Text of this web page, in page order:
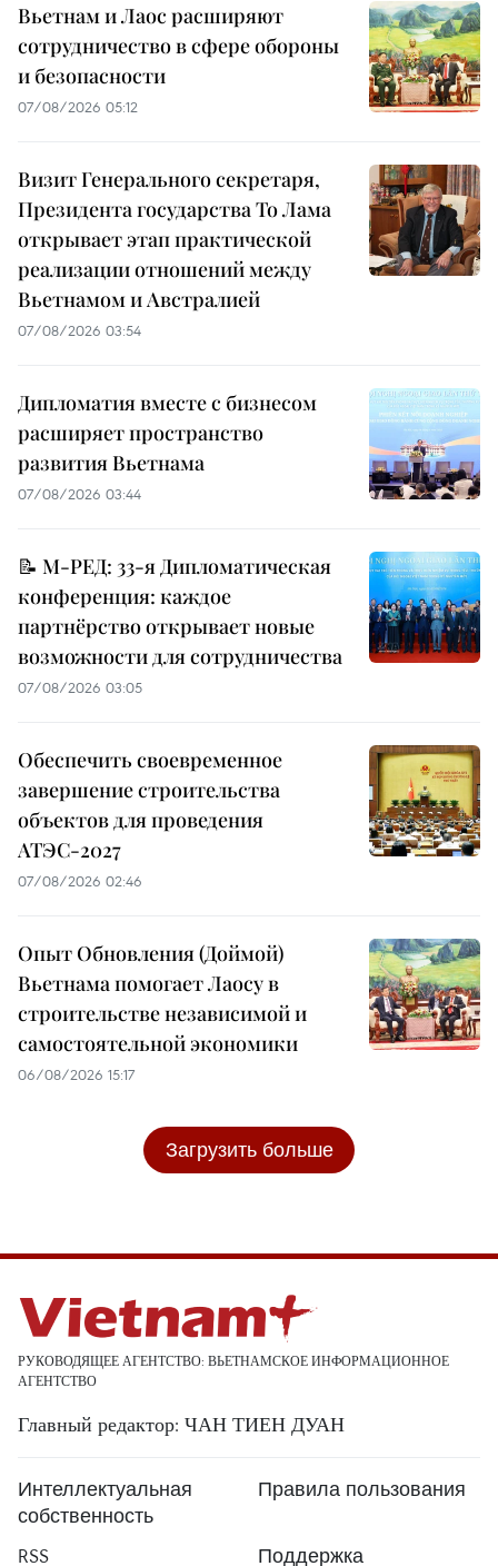
Вьетнам и Лаос расширяют
сотрудничество в сфере обороны
и безопасности
07/08/2026 05:12
Визит Генерального секретаря,
Президента государства То Лама
открывает этап практической
реализации отношений между
Вьетнамом и Австралией
07/08/2026 03:54
Дипломатия вместе с бизнесом
расширяет пространство
развития Вьетнама
07/08/2026 03:44
📝 М-РЕД: 33-я Дипломатическая
конференция: каждое
партнёрство открывает новые
возможности для сотрудничества
07/08/2026 03:05
Обеспечить своевременное
завершение строительства
объектов для проведения
АТЭС-2027
07/08/2026 02:46
Опыт Обновления (Доймой)
Вьетнама помогает Лаосу в
строительстве независимой и
самостоятельной экономики
06/08/2026 15:17
Загрузить больше
РУКОВОДЯЩЕЕ АГЕНТСТВО: ВЬЕТНАМСКОЕ ИНФОРМАЦИОННОЕ
АГЕНТСТВО
Главный редактор: ЧАН ТИЕН ДУАН
Интеллектуальная
собственность
Правила пользования
RSS Поддержка